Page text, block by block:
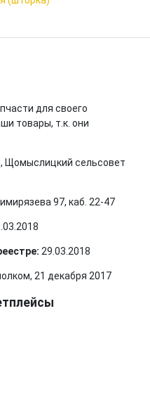
для своего
товары, т.к. они
Щомыслицкий сельсовет
97, каб. 22-47
29.03.2018
21 декабря 2017